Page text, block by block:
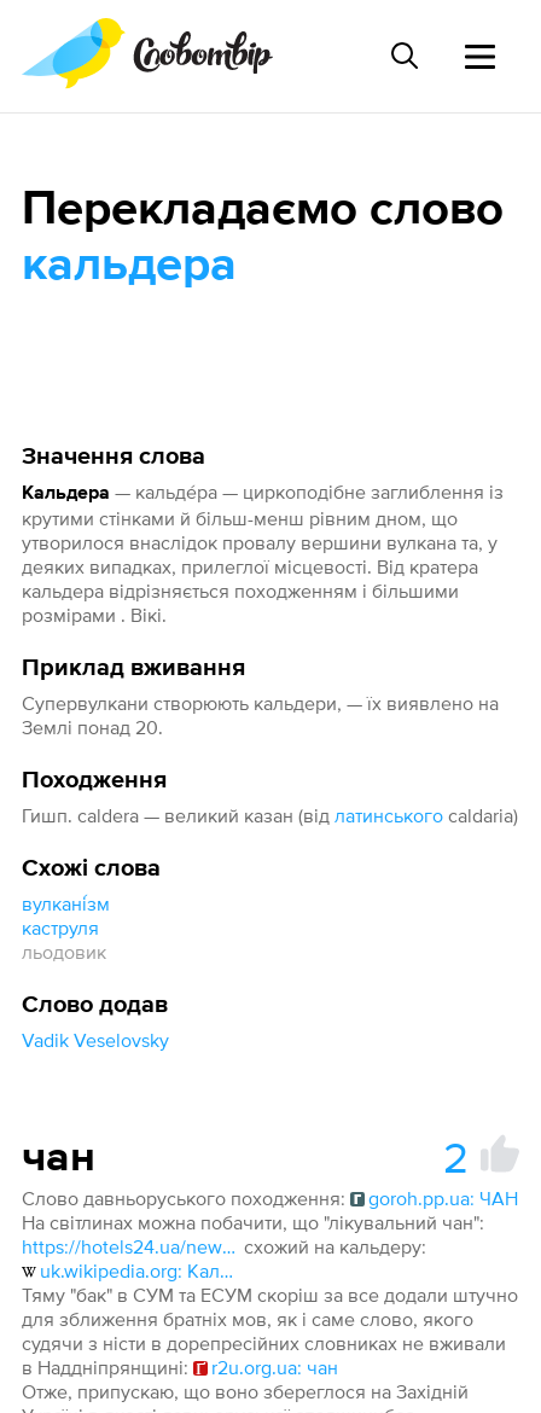
Значення слова
Кальдера — кальде́ра — циркоподібне заглиблення із
крутими стінками й більш-менш рівним дном, що
утворилося внаслідок провалу вершини вулкана та, у
деяких випадках, прилеглої місцевості. Від кратера
кальдера відрізняється походженням і більшими
розмірами . Вікі.
Приклад вживання
Супервулкани створюють кальдери, — їх виявлено на
Землі понад 20.
Походження
Гишп. caldera — великий казан (від латинськогоcaldaria)
Схожі слова
вулкані́зм
каструля
льодовик
Слово додав
Vadik Veselovsky
Перекладаємо слово
кальдера
чан 2
Слово давньоруського походження:
goroh.pp.ua: ЧАН
На світлинах можна побачити, що "лікувальний чан":
https://hotels24.ua/news/Chani-v-Karpatah-i-na-ZakarpattI-Yaremche-Lumshori-TatarIv-11232361.html схожий на кальдеру:
uk.wikipedia.org: Кальдера
Тяму "бак" в СУМ та ЕСУМ скоріш за все додали штучно
для зближення братніх мов, як і саме слово, якого
судячи з ністи в дорепресійних словниках не вживали
в Наддніпрянщині:
r2u.org.ua: чан
Отже, припускаю, що воно збереглося на Західній